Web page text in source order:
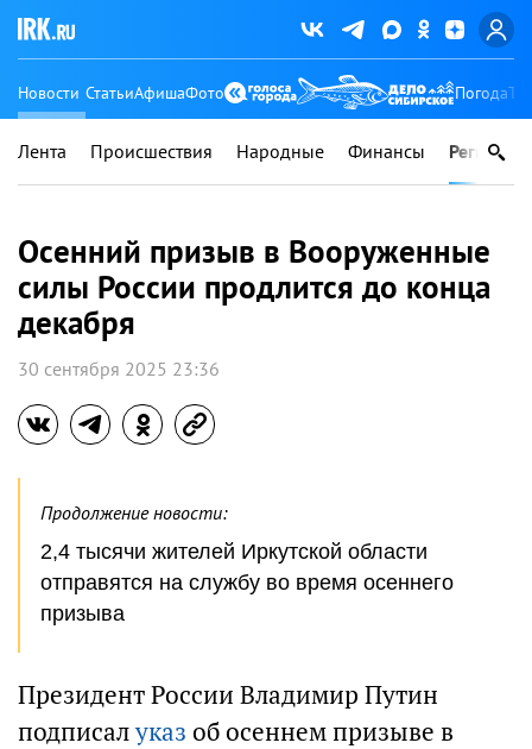
Новости СтатьиАфишаФото Погода
Лента Происшествия Народные Финансы Регионы
Осенний призыв в Вооруженные
силы России продлится до конца
декабря
30 сентября 2025 23:36
Продолжение новости:
2,4 тысячи жителей Иркутской области
отправятся на службу во время осеннего
призыва
Президент России Владимир Путин
подписалуказ об осеннем призыве в